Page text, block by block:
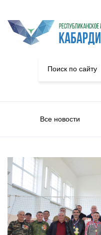
Все новости
Спорт